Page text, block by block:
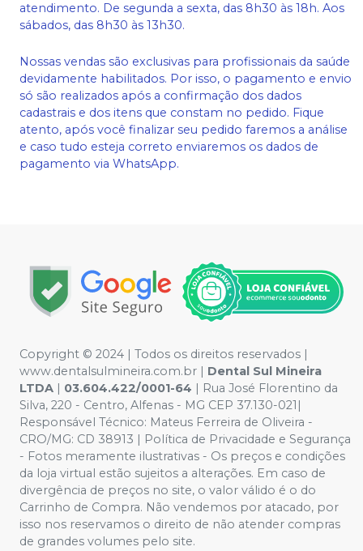
atendimento. De segunda a sexta, das 8h30 às 18h. Aos
sábados, das 8h30 às 13h30.
Nossas vendas são exclusivas para profissionais da saúde
devidamente habilitados. Por isso, o pagamento e envio
só são realizados após a confirmação dos dados
cadastrais e dos itens que constam no pedido. Fique
atento, após você finalizar seu pedido faremos a análise
e caso tudo esteja correto enviaremos os dados de
pagamento via WhatsApp.
Copyright © 2024 | Todos os direitos reservados |
www.dentalsulmineira.com.br | Dental Sul Mineira
LTDA | 03.604.422/0001-64 | Rua José Florentino da
Silva, 220 - Centro, Alfenas - MG CEP 37.130-021|
Responsável Técnico: Mateus Ferreira de Oliveira -
CRO/MG: CD 38913 | Política de Privacidade e Segurança
- Fotos meramente ilustrativas - Os preços e condições
da loja virtual estão sujeitos a alterações. Em caso de
divergência de preços no site, o valor válido é o do
Carrinho de Compra. Não vendemos por atacado, por
isso nos reservamos o direito de não atender compras
de grandes volumes pelo site.